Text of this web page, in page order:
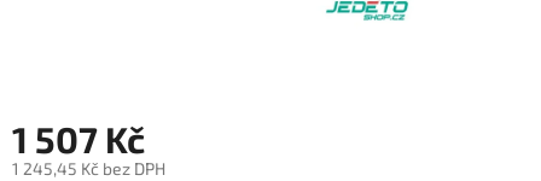
1 507 Kč
1 245,45 Kč bez DPH